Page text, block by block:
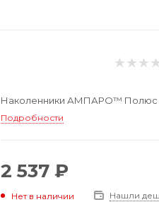
Наколенники АМПАРО™ Полюс
Подробности
2 537 ₽
Нет в наличии Нашли